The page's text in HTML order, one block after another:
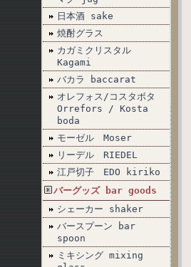
日本酒 sake
焼酎グラス
カガミクリスタル
Kagami
バカラ baccarat
オレフォス/コスタボタ
Orrefors / Kosta
boda
モーゼル Moser
リーデル RIEDEL
江戸切子 EDO kiriko
バーグッズ bar goods
シェーカー shaker
バースプーン bar
spoon
ミキシング mixing